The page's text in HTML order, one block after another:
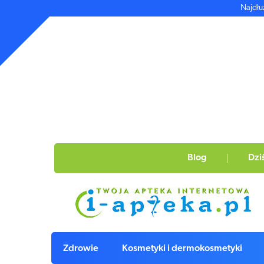
Blog
Zdrowie Kosmetyki i dermokosmetyki